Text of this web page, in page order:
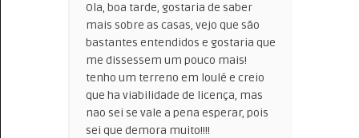
Ola, boa tarde, gostaria de saber
mais sobre as casas, vejo que são
bastantes entendidos e gostaria que
me dissessem um pouco mais!
tenho um terreno em loulé e creio
que ha viabilidade de licença, mas
nao sei se vale a pena esperar, pois
sei que demora muito!!!!